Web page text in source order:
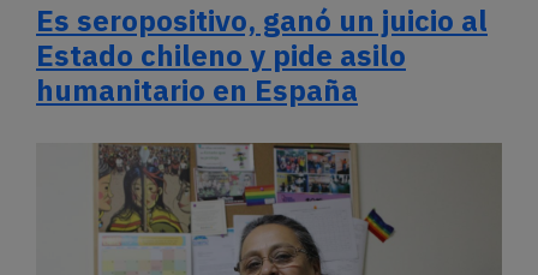
Es seropositivo, ganó un juicio al
Estado chileno y pide asilo
humanitario en España